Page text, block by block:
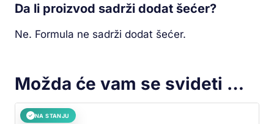
Da li proizvod sadrži dodat šećer?
Ne. Formula ne sadrži dodat šećer.
Možda će vam se svideti …
✓ NA STANJU